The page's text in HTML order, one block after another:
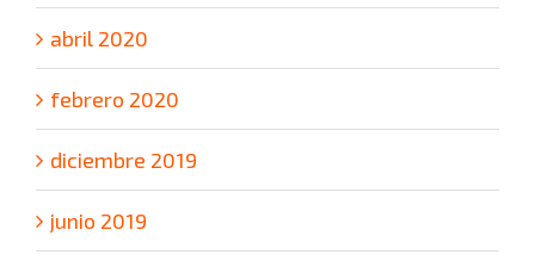
abril 2020
febrero 2020
diciembre 2019
junio 2019